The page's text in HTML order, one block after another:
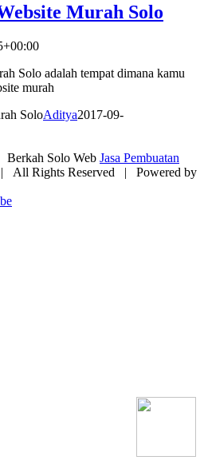
Murah Solo
Solo adalah tempat dimana kamu
murah
SoloAditya2017-09-
Solo Web Jasa Pembuatan
All Rights Reserved | Powered by